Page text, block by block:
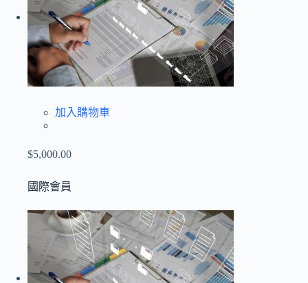
加入購物車
$5,000.00
國際會員